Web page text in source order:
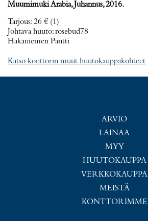
Muumimuki Arabia, Juhannus, 2016.
Tarjous:26 € (1)
Johtava huuto:rosebud78
Hakaniemen Pantti
Katso konttorin muut huutokauppakohteet
ARVIO
LAINAA
MYY
HUUTOKAUPPA
VERKKOKAUPPA
MEISTÄ
KONTTORIMME